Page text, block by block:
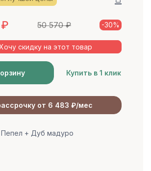
₽ 50 570₽ -30%
скидку на этот товар
Купить в 1 клик
от 6 483 ₽/мес
Пепел + Дуб мадуро